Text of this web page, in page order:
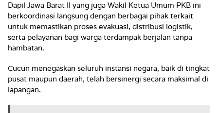
Dapil Jawa Barat II yang juga Wakil Ketua Umum PKB ini
berkoordinasi langsung dengan berbagai pihak terkait
untuk memastikan proses evakuasi, distribusi logistik,
serta pelayanan bagi warga terdampak berjalan tanpa
hambatan.
Cucun menegaskan seluruh instansi negara, baik di tingkat
pusat maupun daerah, telah bersinergi secara maksimal di
lapangan.